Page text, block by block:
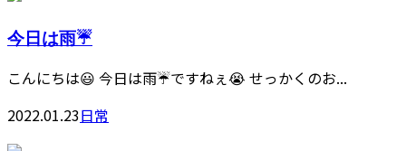
今日は雨☔️
こんにちは😃 今日は雨☔️ですねぇ😭 せっかくのお...
2022.01.23日常